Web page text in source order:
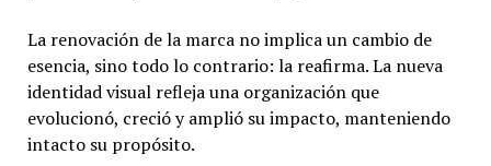
La renovación de la marca no implica un cambio de
esencia, sino todo lo contrario: la reafirma. La nueva
identidad visual refleja una organización que
evolucionó, creció y amplió su impacto, manteniendo
intacto su propósito.